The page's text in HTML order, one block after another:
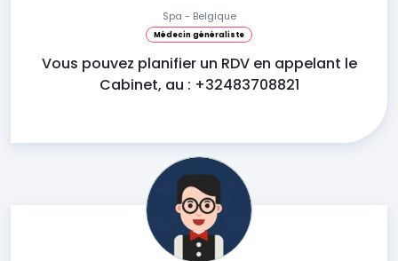
Spa - Belgique
Médecin généraliste
Vous pouvez planifier un RDV en appelant le
Cabinet, au : +32483708821